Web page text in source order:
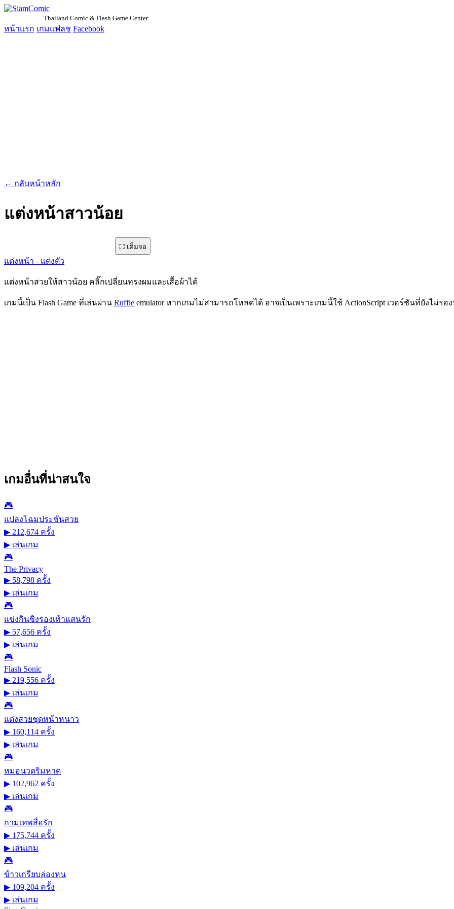
Thailand Comic & Flash Game Center
หน้าแรก เกมแฟลช Facebook
← กลับหน้าหลัก
แต่งหน้าสาวน้อย
⛶ เต็มจอ
แต่งหน้า - แต่งตัว
แต่งหน้าสวยให้สาวน้อย คลิ๊กเปลี่ยนทรงผมและเสื้อผ้าได้
เกมนี้เป็น Flash Game ที่เล่นผ่าน Ruffle emulator หากเกมไม่สามารถโหลดได้ อาจเป็นเพราะเกมนี้ใช้ ActionScript เวอร์ชันที่ยังไม่รอ
เกมอื่นที่น่าสนใจ
🎮
แปลงโฉมประชันสวย
▶ 212,674 ครั้ง
▶ เล่นเกม
🎮
The Privacy
▶ 58,798 ครั้ง
▶ เล่นเกม
🎮
แข่งกินชิงรองเท้าแสนรัก
▶ 57,656 ครั้ง
▶ เล่นเกม
🎮
Flash Sonic
▶ 219,556 ครั้ง
▶ เล่นเกม
🎮
แต่งสวยชุดหน้าหนาว
▶ 160,114 ครั้ง
▶ เล่นเกม
🎮
หมอนวดริมหาด
▶ 102,962 ครั้ง
▶ เล่นเกม
🎮
กามเทพสื่อรัก
▶ 175,744 ครั้ง
▶ เล่นเกม
🎮
ข้าวเกรียบล่องหน
▶ 109,204 ครั้ง
▶ เล่นเกม